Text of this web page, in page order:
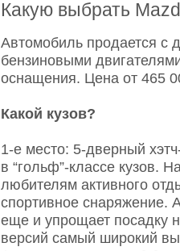
Какую выбрать
Автомобиль продается с
бензиновыми
оснащения. Цeна от 465
Какой кузов?
1-е место: 5-дверный
в “гольф”-классе кузов.
любителям активного
спортивное снаряжение.
еще и упрощает посадку
версий самый широкий